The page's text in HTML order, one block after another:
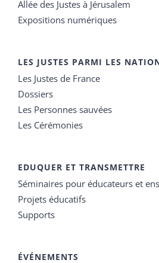
Allée des Justes à Jérusalem
Expositions numériques
LES JUSTES PARMI LES
Les Justes de France
Dossiers
Les Personnes sauvées
Les Cérémonies
EDUQUER ET TRANSMETTRE
Séminaires pour éducateurs et
Projets éducatifs
Supports
ÉVÉNEMENTS